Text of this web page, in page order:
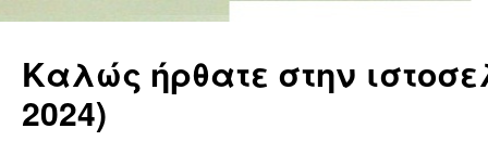
Καλώς ήρθατε στην
2024)